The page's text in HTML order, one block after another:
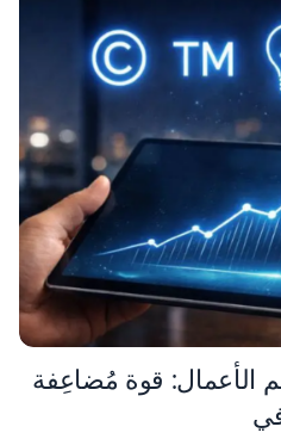
الأعمال: قوة مُضاعِفة